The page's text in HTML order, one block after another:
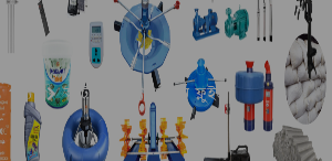
পণ্য অটোমেটিক ট্রান্সমিশন ফ্লুইড